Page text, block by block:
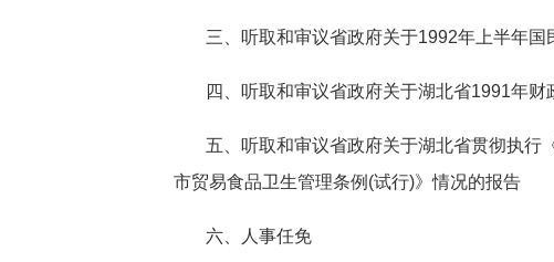
三、听取和审议省政府关于1992年上半年
四、听取和审议省政府关于湖北省1991年
五、听取和审议省政府关于湖北省贯彻执行
市贸易食品卫生管理条例(试行)》情况的报告
六、人事任免